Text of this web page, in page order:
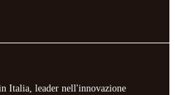
Italia, leader nell'innovazione